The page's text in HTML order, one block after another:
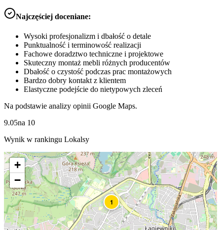
Najczęściej doceniane:
Wysoki profesjonalizm i dbałość o detale
Punktualność i terminowość realizacji
Fachowe doradztwo techniczne i projektowe
Skuteczny montaż mebli różnych producentów
Dbałość o czystość podczas prac montażowych
Bardzo dobry kontakt z klientem
Elastyczne podejście do nietypowych zleceń
Na podstawie analizy opinii Google Maps.
9.05na 10
Wynik w rankingu Lokalsy
1
+
−